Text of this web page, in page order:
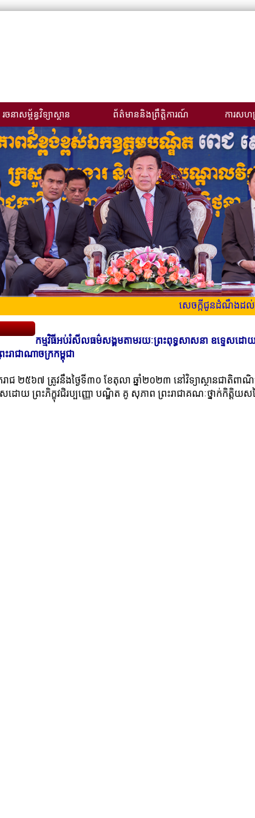
រចនាសម្ព័ន្ធវិទ្យាស្ថាន ព័ត៌មាននិងព្រឹត្តិការណ៍ ការសហ
សេចក្កីជូនដំណឹងដល់ប្អូន
កម្មវិធីអប់រំសីលធម៌សង្គមតាមរយៈព្រះពុទ្ធសាសនា ឧទ្ទេសដោយ
រាជាណាចក្រកម្ពុជា
ាជ ២៥៦៧ ត្រូវនឹងថ្ងៃទី៣០ ខែតុលា ឆ្នាំ២០២៣ នៅវិទ្យាស្ថានជាតិពាណិជ្
ោយ ព្រះភិក្ខុវជិរប្បញ្ញោ បណ្ឌិត គូ សុភាព ព្រះរាជាគណៈថ្នាក់កិត្តិយសន